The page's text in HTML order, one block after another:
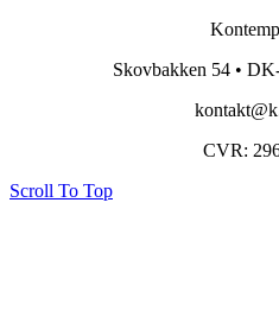
Skovbakken 54 •
CVR:
Scroll To Top